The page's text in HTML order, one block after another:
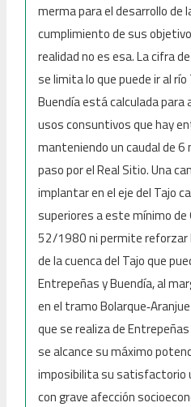
merma para el desarrollo de
cumplimiento de sus
realidad no es esa. La cifra
se limita lo que puede ir al
Buendía está calculada
usos consuntivos que hay
manteniendo un caudal de 6
paso por el Real Sitio. Una
implantar en el eje del Tajo
superiores a este mínimo de
52/1980 ni permite reforzar
de la cuenca del Tajo que
Entrepeñas y Buendía, al
en el tramo
que se realiza de
se alcance su máximo
imposibilita su satisfactorio
con grave afección